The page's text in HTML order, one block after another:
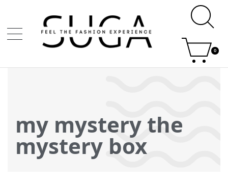
0
my mystery the
mystery box